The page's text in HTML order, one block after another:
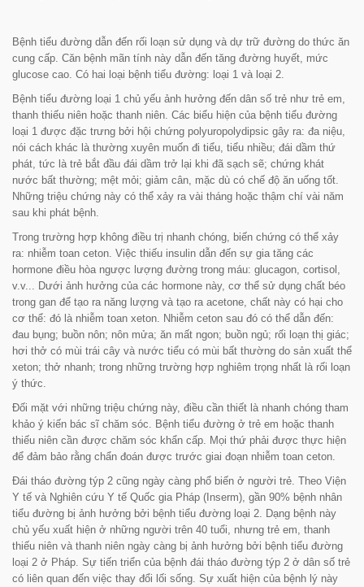
Bệnh tiểu đường dẫn đến rối loạn sử dụng và dự trữ đường do thức ăn
cung cấp. Căn bệnh mãn tính này dẫn đến tăng đường huyết, mức
glucose cao. Có hai loại bệnh tiểu đường: loại 1 và loại 2.
Bệnh tiểu đường loại 1 chủ yếu ảnh hưởng đến dân số trẻ như trẻ em,
thanh thiếu niên hoặc thanh niên. Các biểu hiện của bệnh tiểu đường
loại 1 được đặc trưng bởi hội chứng polyuropolydipsic gây ra: đa niệu,
nói cách khác là thường xuyên muốn đi tiểu, tiểu nhiều; đái dầm thứ
phát, tức là trẻ bắt đầu đái dầm trở lại khi đã sạch sẽ; chứng khát
nước bất thường; mệt mỏi; giảm cân, mặc dù có chế độ ăn uống tốt.
Những triệu chứng này có thể xảy ra vài tháng hoặc thậm chí vài năm
sau khi phát bệnh.
Trong trường hợp không điều trị nhanh chóng, biến chứng có thể xảy
ra: nhiễm toan ceton. Việc thiếu insulin dẫn đến sự gia tăng các
hormone điều hòa ngược lượng đường trong máu: glucagon, cortisol,
v.v... Dưới ảnh hưởng của các hormone này, cơ thể sử dụng chất béo
trong gan để tạo ra năng lượng và tạo ra acetone, chất này có hại cho
cơ thể: đó là nhiễm toan xeton. Nhiễm ceton sau đó có thể dẫn đến:
đau bụng; buồn nôn; nôn mửa; ăn mất ngon; buồn ngủ; rối loạn thị giác;
hơi thở có mùi trái cây và nước tiểu có mùi bất thường do sản xuất thể
xeton; thở nhanh; trong những trường hợp nghiêm trọng nhất là rối loạn
ý thức.
Đối mặt với những triệu chứng này, điều cần thiết là nhanh chóng tham
khảo ý kiến ​​​​bác sĩ chăm sóc. Bệnh tiểu đường ở trẻ em hoặc thanh
thiếu niên cần được chăm sóc khẩn cấp. Mọi thứ phải được thực hiện
để đảm bảo rằng chẩn đoán được trước giai đoạn nhiễm toan ceton.
Đái tháo đường týp 2 cũng ngày càng phổ biến ở người trẻ. Theo Viện
Y tế và Nghiên cứu Y tế Quốc gia Pháp (Inserm), gần 90% bệnh nhân
tiểu đường bị ảnh hưởng bởi bệnh tiểu đường loại 2. Dạng bệnh này
chủ yếu xuất hiện ở những người trên 40 tuổi, nhưng trẻ em, thanh
thiếu niên và thanh niên ngày càng bị ảnh hưởng bởi bệnh tiểu đường
loại 2 ở Pháp. Sự tiến triển của bệnh đái tháo đường týp 2 ở dân số trẻ
có liên quan đến việc thay đổi lối sống. Sự xuất hiện của bệnh lý này